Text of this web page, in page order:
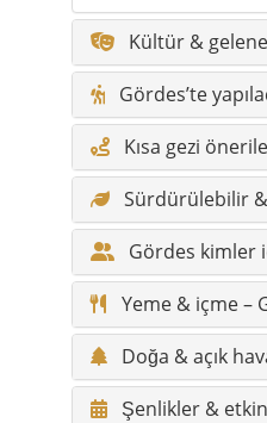
Kültür &
Gördes’te
Kısa gezi
Sürdürülebilir &
Gördes kimler
Yeme & içme –
Doğa & açık
Şenlikler &